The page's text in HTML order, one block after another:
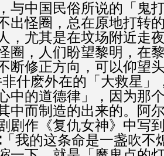
与中国民俗所说的「鬼
出怪圈，总在原地打转
，尤其是在坟场附近走
圈，人们盼望黎明，在
断修正方向，可以仰望
什麽外在的「大救星」
中的道德律」，因为那
中而制造的出来的。阿
剧作《复仇女神》中写
我的这条命是一盏吹不